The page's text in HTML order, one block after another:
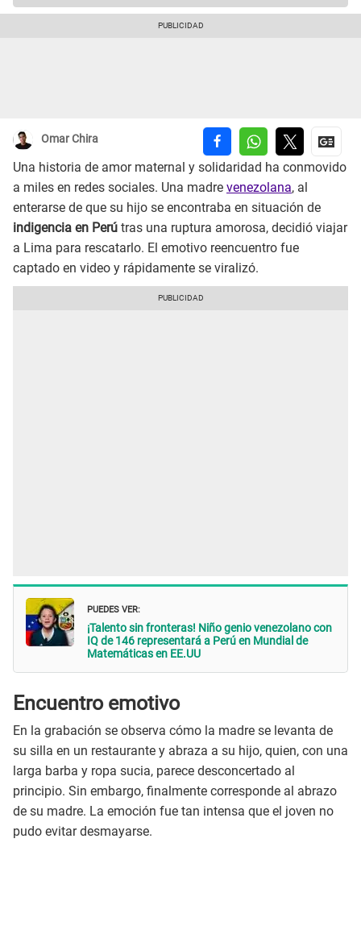
Omar Chira
Una historia de amor maternal y solidaridad ha conmovido
a miles en redes sociales. Una madre venezolana, al
enterarse de que su hijo se encontraba en situación de
indigencia en Perú tras una ruptura amorosa, decidió viajar
a Lima para rescatarlo. El emotivo reencuentro fue
captado en video y rápidamente se viralizó.​
PUEDES VER:
¡Talento sin fronteras! Niño genio venezolano con
IQ de 146 representará a Perú en Mundial de
Matemáticas en EE.UU
Encuentro emotivo
En la grabación se observa cómo la madre se levanta de
su silla en un restaurante y abraza a su hijo, quien, con una
larga barba y ropa sucia, parece desconcertado al
principio. Sin embargo, finalmente corresponde al abrazo
de su madre. La emoción fue tan intensa que el joven no
pudo evitar desmayarse.​